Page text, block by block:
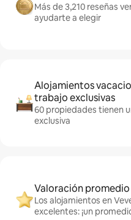
Más de 3,210 reseñas
ayudarte a elegir
Alojamientos
trabajo exclusivas
60 propiedades tienen
exclusiva
Valoración promedio
Los alojamientos en
excelentes: ¡un